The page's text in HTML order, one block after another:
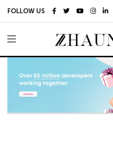
FOLLOW US